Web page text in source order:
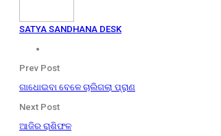
SATYA SANDHANA DESK
Prev Post
ଗାଧୋଇବା ବେଳେ ଚାଲିଗଲା ପ୍ରାଣ
Next Post
ଆଜିର ରାଶିଫଳ